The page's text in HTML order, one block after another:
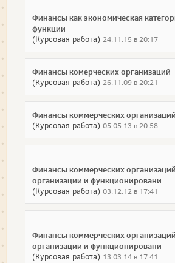
Финансы как экономическая
функции
(Курсовая работа) 24.11.15 в 20:17
Финансы комерческих организаций
(Курсовая работа) 26.11.09 в 20:21
Финансы коммерческих организаций
(Курсовая работа) 05.05.13 в 20:58
Финансы коммерческих
организации и функционировани
(Курсовая работа) 03.12.12 в 17:41
Финансы коммерческих
организации и функционировани
(Курсовая работа) 13.03.14 в 17:41